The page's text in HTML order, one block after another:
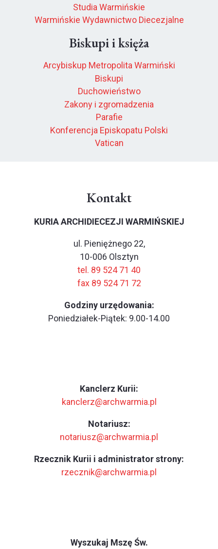
Studia Warmińskie
Warmińskie Wydawnictwo Diecezjalne
Biskupi i księża
Arcybiskup Metropolita Warmiński
Biskupi
Duchowieństwo
Zakony i zgromadzenia
Parafie
Konferencja Episkopatu Polski
Vatican
Kontakt
KURIA ARCHIDIECEZJI WARMIŃSKIEJ
ul. Pieniężnego 22,
10-006 Olsztyn
tel. 89 524 71 40
fax 89 524 71 72
Godziny urzędowania:
Poniedziałek-Piątek: 9.00-14.00
Kanclerz Kurii:
kanclerz@archwarmia.pl
Notariusz:
notariusz@archwarmia.pl
Rzecznik Kurii i administrator strony:
rzecznik@archwarmia.pl
Wyszukaj Mszę Św.